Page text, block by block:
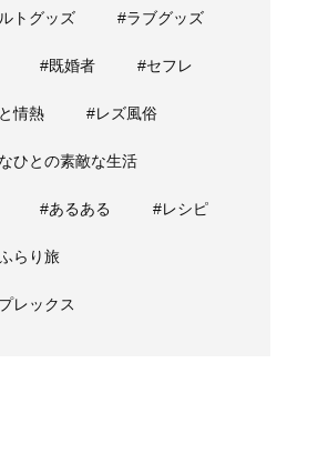
トグッズ #ラブグッズ
#既婚者 #セフレ
情熱 #レズ風俗
ひとの素敵な生活
#あるある #レシピ
らり旅
レックス